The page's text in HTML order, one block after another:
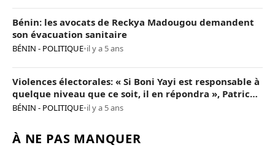
Bénin: les avocats de Reckya Madougou demandent
son évacuation sanitaire
BÉNIN - POLITIQUE•il y a 5 ans
Violences électorales: « Si Boni Yayi est responsable à
quelque niveau que ce soit, il en répondra », Patrice
Talon
BÉNIN - POLITIQUE•il y a 5 ans
À NE PAS MANQUER